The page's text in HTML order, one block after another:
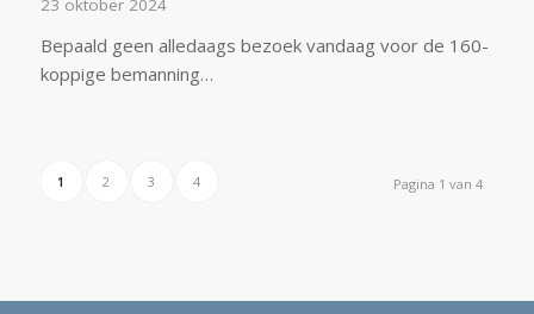
23 oktober 2024
Bepaald geen alledaags bezoek vandaag voor de 160-
koppige bemanning…
Pagina 1 van 4
1 2 3 4